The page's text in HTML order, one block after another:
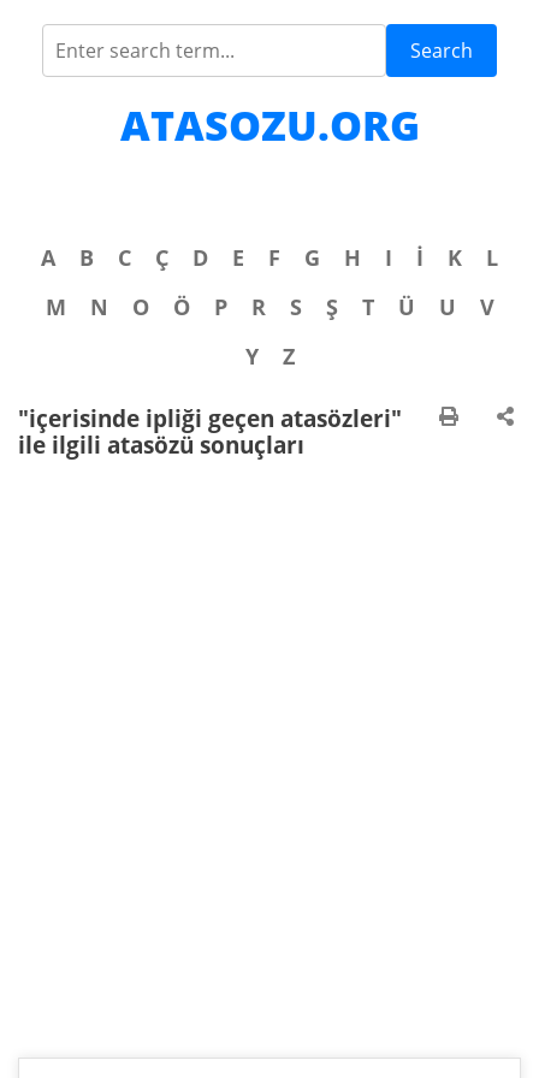
Search
ATASOZU.ORG
A B C Ç D E F G H I İ K
L
M
N O Ö P R S Ş T Ü U
V
Y
Z
"içerisinde ipliği geçen atasözleri"
ile ilgili atasözü sonuçları